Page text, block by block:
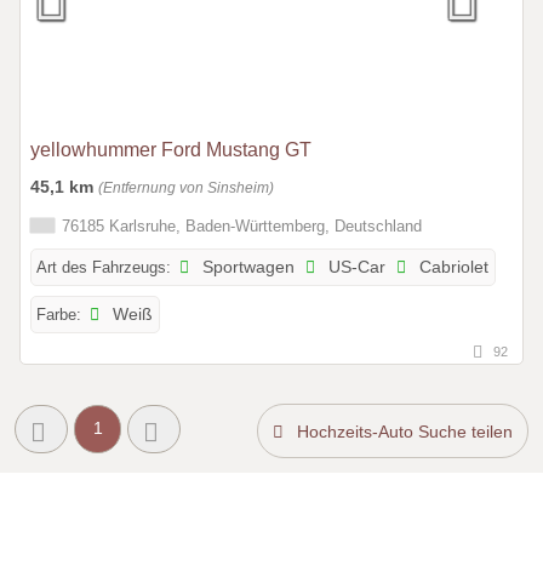
yellowhummer Ford Mustang GT
45,1 km (Entfernung von Sinsheim)
76185 Karlsruhe, Baden-Württemberg, Deutschland
Art des Fahrzeugs: Sportwagen US-Car Cabriolet
Farbe: Weiß
92
1 Hochzeits-Auto Suche teilen